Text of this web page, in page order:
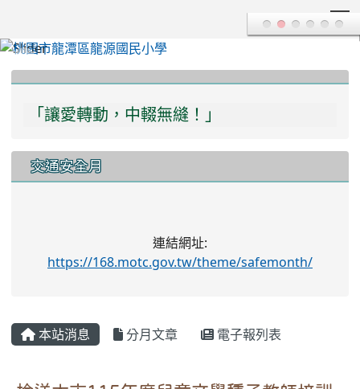
「讓愛轉動，中輟無縫！」
交通安全月
連結網址:
https://168.motc.gov.tw/theme/safemonth/
本站消息 分月文章 電子報列表